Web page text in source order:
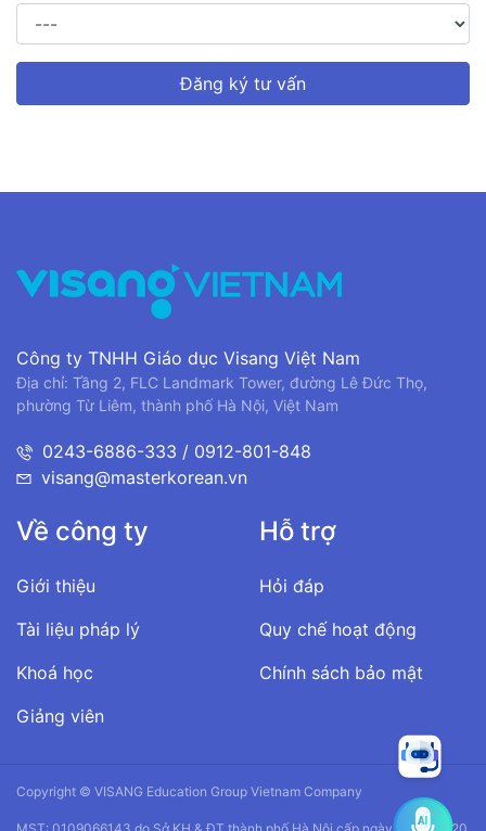
Đăng ký tư vấn
Công ty TNHH Giáo dục Visang Việt Nam
Địa chỉ: Tầng 2, FLC Landmark Tower, đường Lê Đức Thọ,
phường Từ Liêm, thành phố Hà Nội, Việt Nam
0243-6886-333 / 0912-801-848
visang@masterkorean.vn
Về công ty
Giới thiệu
Tài liệu pháp lý
Khoá học
Giảng viên
Hỗ trợ
Hỏi đáp
Quy chế hoạt động
Chính sách bảo mật
Copyright © VISANG Education Group Vietnam Company